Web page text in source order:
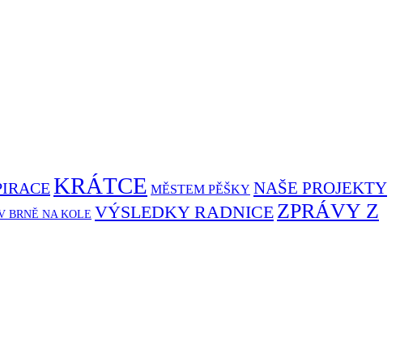
KRÁTCE MĚSTEM PĚŠKY NAŠE PROJEKTY
BRNĚ NA KOLE VÝSLEDKY RADNICE ZPRÁVY Z